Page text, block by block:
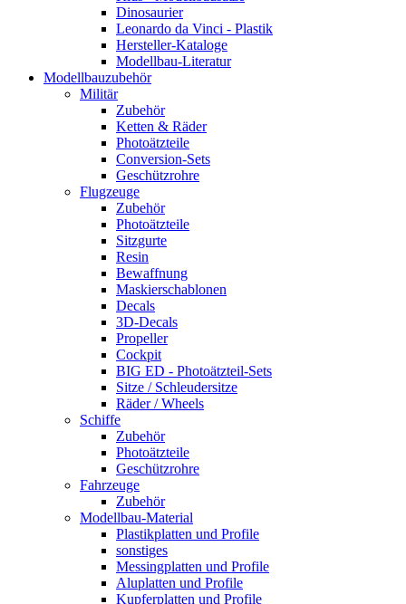
Dinosaurier
Leonardo da Vinci - Plastik
Hersteller-Kataloge
Modellbau-Literatur
Modellbauzubehör
Militär
Zubehör
Ketten & Räder
Photoätzteile
Conversion-Sets
Geschützrohre
Flugzeuge
Zubehör
Photoätzteile
Sitzgurte
Resin
Bewaffnung
Maskierschablonen
Decals
3D-Decals
Propeller
Cockpit
BIG ED - Photoätzteil-Sets
Sitze / Schleudersitze
Räder / Wheels
Schiffe
Zubehör
Photoätzteile
Geschützrohre
Fahrzeuge
Zubehör
Modellbau-Material
Plastikplatten und Profile
sonstiges
Messingplatten und Profile
Aluplatten und Profile
Kupferplatten und Profile